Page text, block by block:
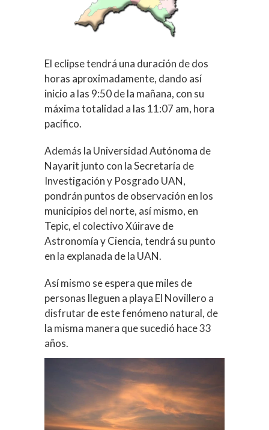
El eclipse tendrá una duración de dos
horas aproximadamente, dando así
inicio a las 9:50 de la mañana, con su
máxima totalidad a las 11:07 am, hora
pacífico.
Además la Universidad Autónoma de
Nayarit junto con la Secretaría de
Investigación y Posgrado UAN,
pondrán puntos de observación en los
municipios del norte, así mismo, en
Tepic, el colectivo Xúirave de
Astronomía y Ciencia, tendrá su punto
en la explanada de la UAN.
Así mismo se espera que miles de
personas lleguen a playa El Novillero a
disfrutar de este fenómeno natural, de
la misma manera que sucedió hace 33
años.